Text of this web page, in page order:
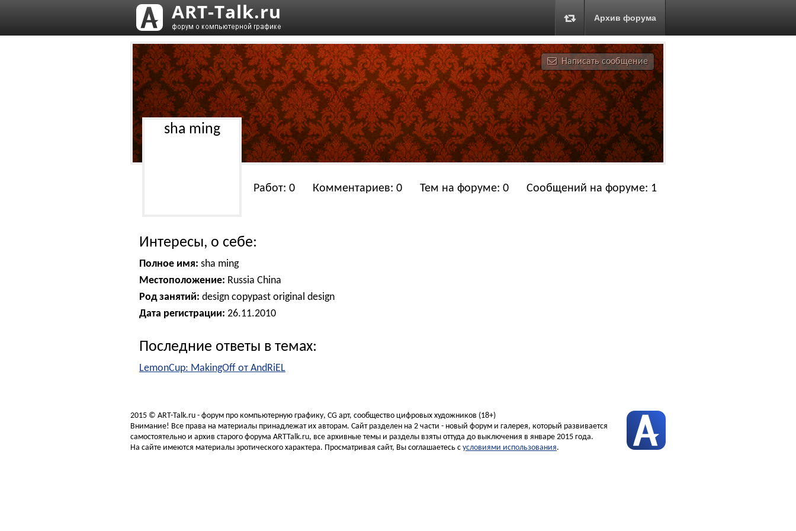
Архив форума
Написать сообщение
sha ming
Работ: 0 Комментариев: 0 Тем на форуме: 0 Сообщений на форуме: 1
Интересы, о себе:
Полное имя: sha ming
Местоположение: Russia China
Род занятий: design copypast original design
Дата регистрации: 26.11.2010
Последние ответы в темах:
LemonCup: MakingOff от AndRiEL
2015 © ART-Talk.ru - форум про компьютерную графику, CG арт, сообщество цифровых художников (18+)
Внимание! Все права на материалы принадлежат их авторам. Сайт разделен на 2 части - новый форум и галерея, который развивается
самостоятельно и архив старого форума ARTTalk.ru, все архивные темы и разделы взяты оттуда до выключения в январе 2015 года.
На сайте имеются материалы эротического характера. Просматривая сайт, Вы соглашаетесь с условиями использования.